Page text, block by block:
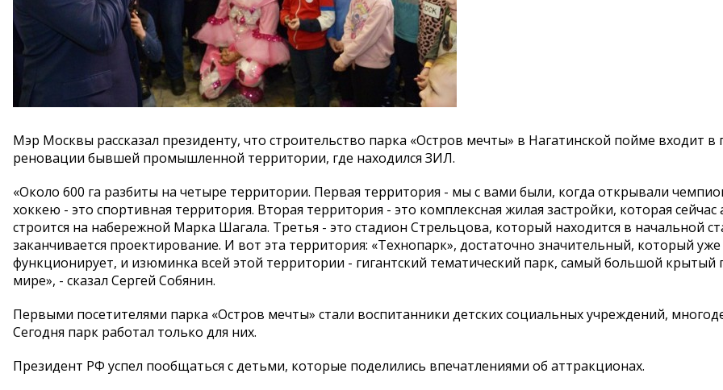
Мэр Москвы рассказал президенту, что строительство парка «Остров мечты» в Нагатинской пойме входит в
реновации бывшей промышленной территории, где находился ЗИЛ.
«Около 600 га разбиты на четыре территории. Первая территория - мы с вами были, когда открывали
хоккею - это спортивная территория. Вторая территория - это комплексная жилая застройки, которая сейчас
строится на набережной Марка Шагала. Третья - это стадион Стрельцова, который находится в начальной
заканчивается проектирование. И вот эта территория: «Технопарк», достаточно значительный, который уже
функционирует, и изюминка всей этой территории - гигантский тематический парк, самый большой крытый
мире», - сказал Сергей Собянин.
Первыми посетителями парка «Остров мечты» стали воспитанники детских социальных учреждений,
Сегодня парк работал только для них.
Президент РФ успел пообщаться с детьми, которые поделились впечатлениями об аттракционах.